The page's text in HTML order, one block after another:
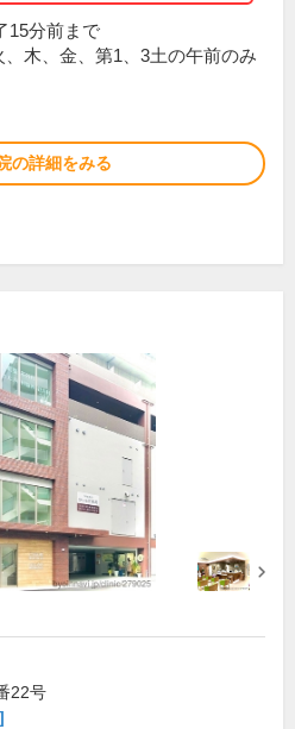
15分前まで
木、金、第1、3土の午前のみ
の詳細をみる
22号